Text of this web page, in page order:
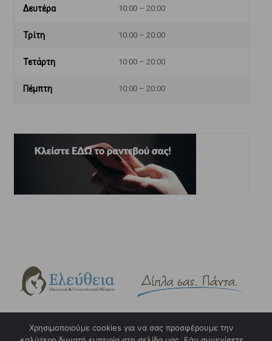
Δευτέρα 10:00 – 20:00
Τρίτη 10:00 – 20:00
Τετάρτη 10:00 – 20:00
Πέμπτη 10:00 – 20:00
Χρησιμοποιούμε cookies για να σας προσφέρουμε την